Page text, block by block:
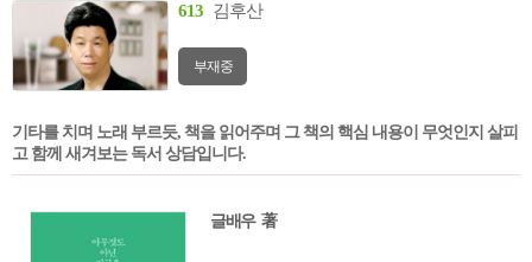
613 김후산
부재중
기타를 치며 노래 부르듯, 책을 읽어주며 그 책의 핵심 내용이 무엇인지 살피
고 함께 새겨보는 독서 상담입니다.
글배우 著